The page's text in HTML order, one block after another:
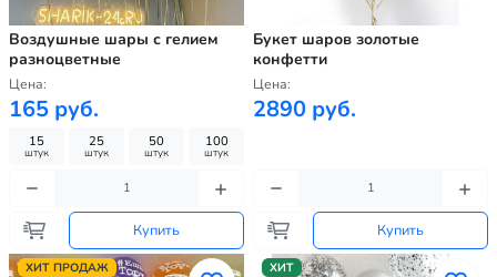
Воздушные шары с гелием
разноцветные
Цена:
165 руб.
15
штук
25
штук
50
штук
100
штук
Купить
Букет шаров золотые
конфетти
Цена:
2890 руб.
Купить
ХИТ ПРОДАЖ ХИТ